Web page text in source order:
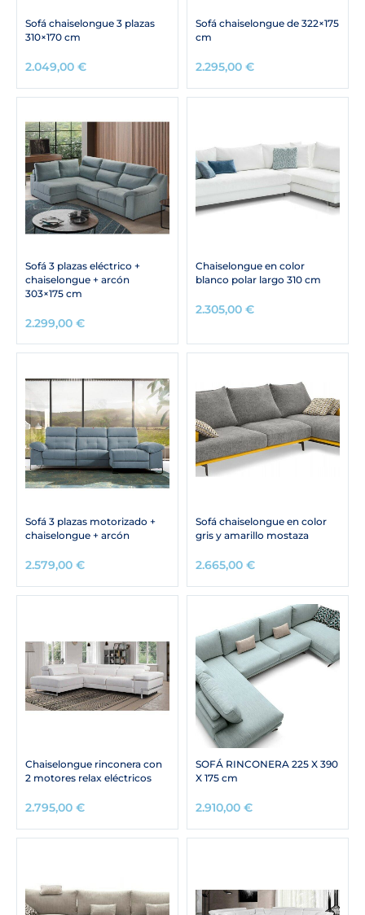
Sofá chaiselongue 3 plazas
310×170 cm
2.049,00 €
Sofá chaiselongue de 322×175
cm
2.295,00 €
Sofá 3 plazas eléctrico +
chaiselongue + arcón
303×175 cm
2.299,00 €
Chaiselongue en color
blanco polar largo 310 cm
2.305,00 €
Sofá 3 plazas motorizado +
chaiselongue + arcón
2.579,00 €
Sofá chaiselongue en color
gris y amarillo mostaza
2.665,00 €
Chaiselongue rinconera con
2 motores relax eléctricos
2.795,00 €
SOFÁ RINCONERA 225 X 390
X 175 cm
2.910,00 €